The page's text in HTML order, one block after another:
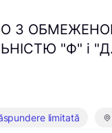
З
"Ф" і
limitată